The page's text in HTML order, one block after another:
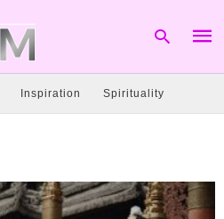
and
hit
Inspiration Spirituality